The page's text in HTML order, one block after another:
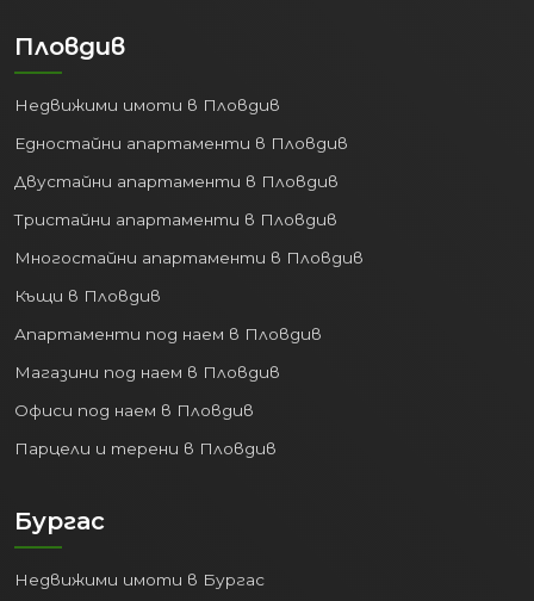
Пловдив
Недвижими имоти в Пловдив
Едностайни апартаменти в Пловдив
Двустайни апартаменти в Пловдив
Тристайни апартаменти в Пловдив
Многостайни апартаменти в Пловдив
Къщи в Пловдив
Апартаменти под наем в Пловдив
Магазини под наем в Пловдив
Офиси под наем в Пловдив
Парцели и терени в Пловдив
Бургас
Недвижими имоти в Бургас